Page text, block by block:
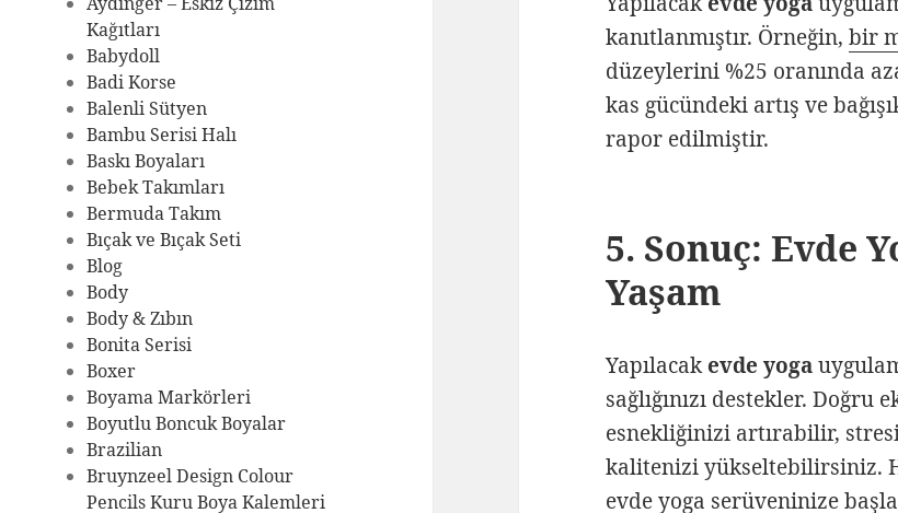
Kağıtları
Babydoll
Badi Korse
Balenli Sütyen
Bambu Serisi Halı
Baskı Boyaları
Bebek Takımları
Bermuda Takım
Bıçak ve Bıçak Seti
Blog
Body
Body & Zıbın
Bonita Serisi
Boxer
Boyama Markörleri
Boyutlu Boncuk Boyalar
Brazilian
Bruynzeel Design Colour
Pencils Kuru Boya Kalemleri
kanıtlanmıştır. Örneğin,bir
düzeylerini %25 oranında
kas gücündeki artış ve
rapor edilmiştir.
5. Sonuç: Evde
Yaşam
Yapılacakevde yoga
sağlığınızı destekler.
esnekliğinizi artırabilir,
kalitenizi yükseltebilirsiniz.
evde yoga serüveninize